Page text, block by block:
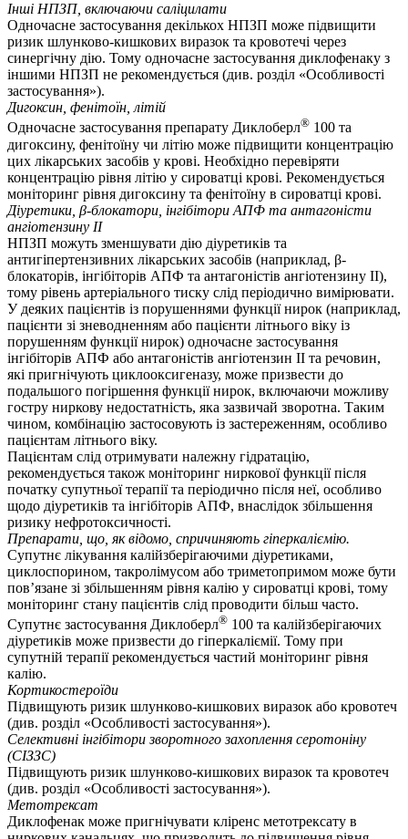
Інші НПЗП, включаючи саліцилати
Одночасне застосування декількох НПЗП може підвищити
ризик шлунково-кишкових виразок та кровотечі через
синергічну дію. Тому одночасне застосування диклофенаку з
іншими НПЗП не рекомендується (див. розділ «Особливості
застосування»).
Дигоксин, фенітоїн, літій
Одночасне застосування препарату Диклоберл® 100 та
дигоксину, фенітоїну чи літію може підвищити концентрацію
цих лікарських засобів у крові. Необхідно перевіряти
концентрацію рівня літію у сироватці крові. Рекомендується
моніторинг рівня дигоксину та фенітоїну в сироватці крові.
Діуретики, β-блокатори, інгібітори АПФ та антагоністи
ангіотензину ІІ
НПЗП можуть зменшувати дію діуретиків та
антигіпертензивних лікарських засобів (наприклад, β-
блокаторів, інгібіторів АПФ та антагоністів ангіотензину ІІ),
тому рівень артеріального тиску слід періодично вимірювати.
У деяких пацієнтів із порушеннями функції нирок (наприклад,
пацієнти зі зневодненням або пацієнти літнього віку із
порушенням функції нирок) одночасне застосування
інгібіторів АПФ або антагоністів ангіотензин ІІ та речовин,
які пригнічують циклооксигеназу, може призвести до
подальшого погіршення функції нирок, включаючи можливу
гостру ниркову недостатність, яка зазвичай зворотна. Таким
чином, комбінацію застосовують із застереженням, особливо
пацієнтам літнього віку.
Пацієнтам слід отримувати належну гідратацію,
рекомендується також моніторинг ниркової функції після
початку супутньої терапії та періодично після неї, особливо
щодо діуретиків та інгібіторів АПФ, внаслідок збільшення
ризику нефротоксичності.
Препарати, що, як відомо, спричиняють гіперкаліємію.
Супутнє лікування калійзберігаючими діуретиками,
циклоспорином, такролімусом або триметопримом може бути
пов’язане зі збільшенням рівня калію у сироватці крові, тому
моніторинг стану пацієнтів слід проводити більш часто.
Супутнє застосування Диклоберл® 100 та калійзберігаючих
діуретиків може призвести до гіперкаліємії. Тому при
супутній терапії рекомендується частий моніторинг рівня
калію.
Кортикостероїди
Підвищують ризик шлунково-кишкових виразок або кровотеч
(див. розділ «Особливості застосування»).
Селективні інгібітори зворотного захоплення серотоніну
(СІЗЗС)
Підвищують ризик шлунково-кишкових виразок та кровотеч
(див. розділ «Особливості застосування»).
Метотрексат
Диклофенак може пригнічувати кліренс метотрексату в